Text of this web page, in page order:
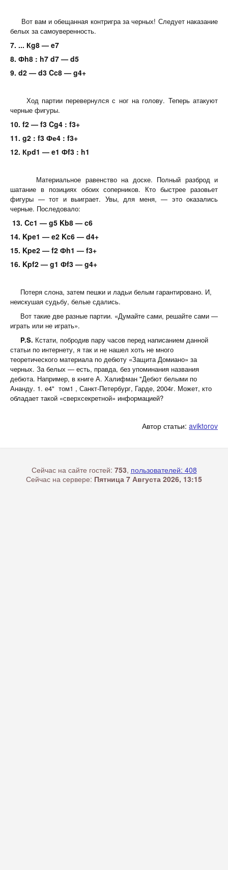
Вот вам и обещанная контригра за черных! Следует наказание
белых за самоуверенность.
7. ... Кg8 — e7
8. Фh8 : h7 d7 — d5
9. d2 — d3 Cc8 — g4+
Ход партии перевернулся с ног на голову. Теперь атакуют
черные фигуры.
10. f2 — f3 Cg4 : f3+
11. g2 : f3 Фе4 : f3+
12. Крd1 — e1 Фf3 : h1
Материальное равенство на доске. Полный разброд и
шатание в позициях обоих соперников. Кто быстрее разовьет
фигуры — тот и выиграет. Увы, для меня, — это оказались
черные. Последовало:
13. Cc1 — g5 Kb8 — c6
14. Kpe1 — e2 Kc6 — d4+
15. Kpe2 — f2 Фh1 — f3+
16. Kpf2 — g1 Фf3 — g4+
Потеря слона, затем пешки и ладьи белым гарантировано. И,
неискушая судьбу, белые сдались.
Вот такие две разные партии. «Думайте сами, решайте сами —
играть или не играть».
P.S. Кстати, побродив пару часов перед написанием данной
статьи по интернету, я так и не нашел хоть не много
теоретического материала по дебюту «Защита Домиано» за
черных. За белых — есть, правда, без упоминания названия
дебюта. Например, в книге А. Халифман "Дебют белыми по
Ананду. 1. е4" том1 , Санкт-Петербург, Гарде, 2004г. Может, кто
обладает такой «сверхсекретной» информацией?
Автор статьи: aviktorov
Сейчас на сайте гостей: 753, пользователей: 408
Сейчас на сервере: Пятница 7 Августа 2026, 13:15